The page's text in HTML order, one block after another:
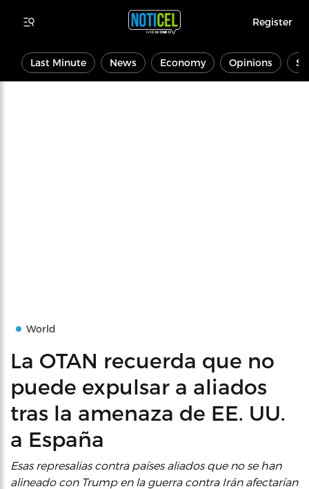
Register
Last Minute News Economy Opinions
World
La OTAN recuerda que no
puede expulsar a aliados
tras la amenaza de EE. UU.
a España
Esas represalias contra países aliados que no se han
alineado con Trump en la guerra contra Irán afectarían